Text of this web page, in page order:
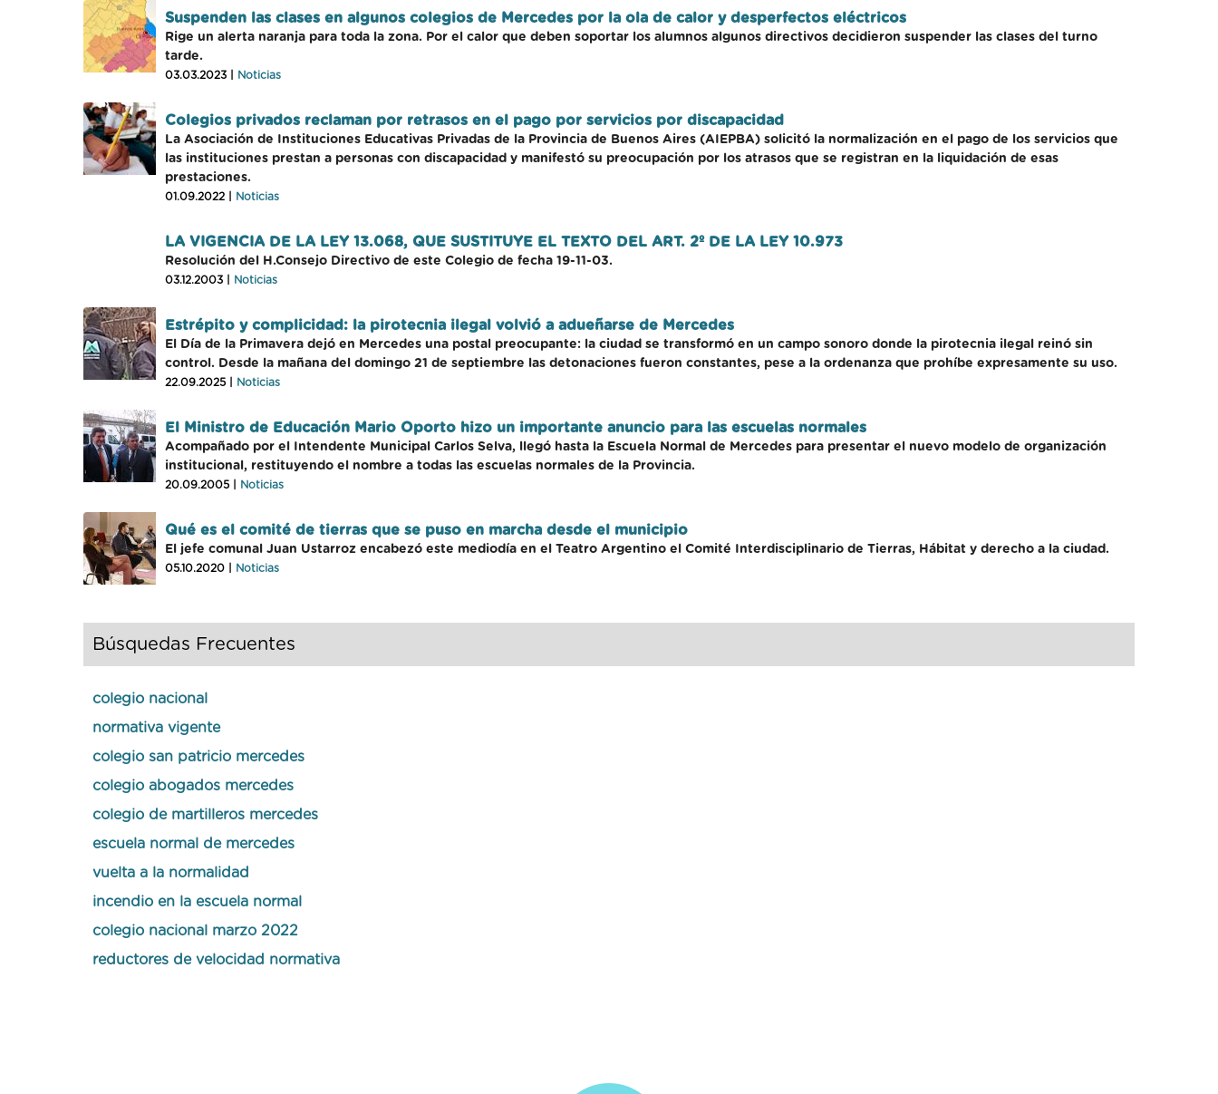
Suspenden las clases en algunos colegios de Mercedes por la ola de calor y desperfectos eléctricos
Rige un alerta naranja para toda la zona. Por el calor que deben soportar los alumnos algunos directivos decidieron suspender las clases del turno
tarde.
03.03.2023 | Noticias
Colegios privados reclaman por retrasos en el pago por servicios por discapacidad
La Asociación de Instituciones Educativas Privadas de la Provincia de Buenos Aires (AIEPBA) solicitó la normalización en el pago de los servicios que
las instituciones prestan a personas con discapacidad y manifestó su preocupación por los atrasos que se registran en la liquidación de esas
prestaciones.
01.09.2022 | Noticias
LA VIGENCIA DE LA LEY 13.068, QUE SUSTITUYE EL TEXTO DEL ART. 2º DE LA LEY 10.973
Resolución del H.Consejo Directivo de este Colegio de fecha 19-11-03.
03.12.2003 | Noticias
Estrépito y complicidad: la pirotecnia ilegal volvió a adueñarse de Mercedes
El Día de la Primavera dejó en Mercedes una postal preocupante: la ciudad se transformó en un campo sonoro donde la pirotecnia ilegal reinó sin
control. Desde la mañana del domingo 21 de septiembre las detonaciones fueron constantes, pese a la ordenanza que prohíbe expresamente su uso.
22.09.2025 | Noticias
El Ministro de Educación Mario Oporto hizo un importante anuncio para las escuelas normales
Acompañado por el Intendente Municipal Carlos Selva, llegó hasta la Escuela Normal de Mercedes para presentar el nuevo modelo de organización
institucional, restituyendo el nombre a todas las escuelas normales de la Provincia.
20.09.2005 | Noticias
Qué es el comité de tierras que se puso en marcha desde el municipio
El jefe comunal Juan Ustarroz encabezó este mediodía en el Teatro Argentino el Comité Interdisciplinario de Tierras, Hábitat y derecho a la ciudad.
05.10.2020 | Noticias
Búsquedas Frecuentes
colegio nacional
normativa vigente
colegio san patricio mercedes
colegio abogados mercedes
colegio de martilleros mercedes
escuela normal de mercedes
vuelta a la normalidad
incendio en la escuela normal
colegio nacional marzo 2022
reductores de velocidad normativa